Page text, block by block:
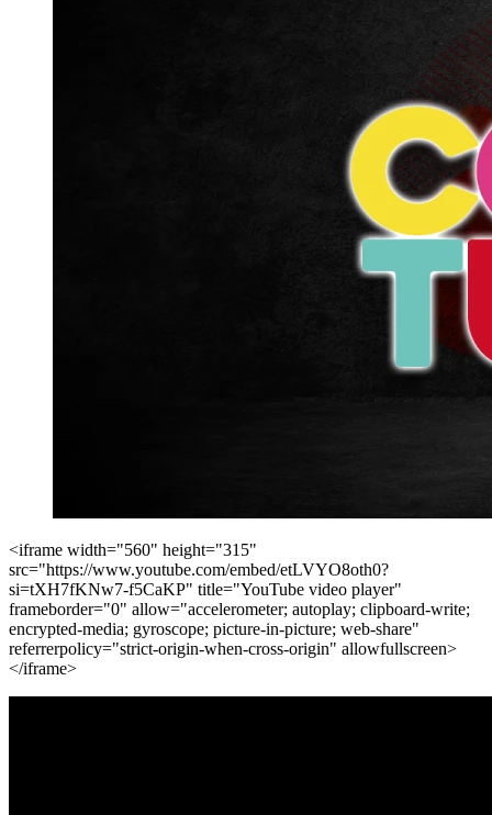
<iframe width="560" height="315"
src="https://www.youtube.com/embed/etLVYO8oth0?
si=tXH7fKNw7-f5CaKP" title="YouTube video player"
frameborder="0" allow="accelerometer; autoplay; clipboard-write;
encrypted-media; gyroscope; picture-in-picture; web-share"
referrerpolicy="strict-origin-when-cross-origin" allowfullscreen>
</iframe>